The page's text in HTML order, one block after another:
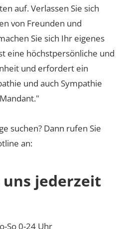
auf. Verlassen Sie sich
von Freunden und
Sie sich Ihr eigenes
eine höchstpersönliche und
und erfordert ein
und auch Sympathie
suchen? Dann rufen Sie
an:
uns jederzeit
So 0-24 Uhr